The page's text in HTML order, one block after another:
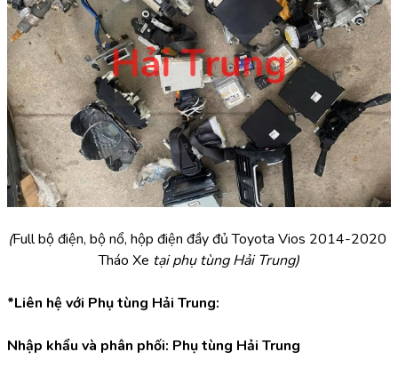
(Full bộ điện, bộ nổ, hộp điện đầy đủ Toyota Vios 2014-2020
Tháo Xe tại phụ tùng Hải Trung)
*Liên hệ với Phụ tùng Hải Trung:
Nhập khẩu và phân phối: Phụ tùng Hải Trung